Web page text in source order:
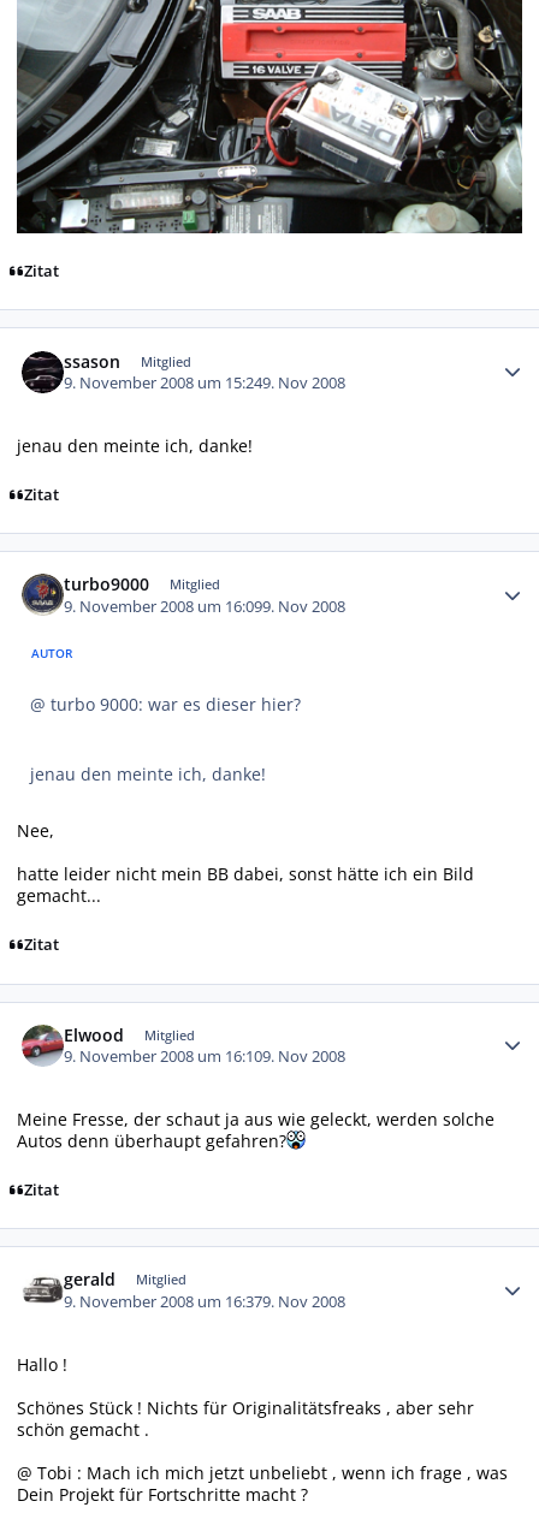
Zitat
ssason Mitglied
9. November 2008 um 15:249. Nov 2008
jenau den meinte ich, danke!
Zitat
turbo9000 Mitglied
9. November 2008 um 16:099. Nov 2008
AUTOR
@ turbo 9000: war es dieser hier?
jenau den meinte ich, danke!
Nee,
hatte leider nicht mein BB dabei, sonst hätte ich ein Bild
gemacht...
Zitat
Elwood Mitglied
9. November 2008 um 16:109. Nov 2008
Meine Fresse, der schaut ja aus wie geleckt, werden solche
Autos denn überhaupt gefahren?
Zitat
gerald Mitglied
9. November 2008 um 16:379. Nov 2008
Hallo !
Schönes Stück ! Nichts für Originalitätsfreaks , aber sehr
schön gemacht .
@ Tobi : Mach ich mich jetzt unbeliebt , wenn ich frage , was
Dein Projekt für Fortschritte macht ?